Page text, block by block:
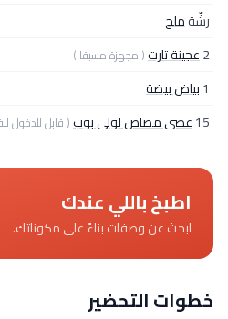
رشّةملح
2عجينة تارت( مجهزة مسبقا )
1بياض بيضة
15عصى مصاص لولى بوب( قابل للدخول
اطبخ باللي عندك
ابحث عن وصفات بناءً على مكوناتك.
خطوات التحضير